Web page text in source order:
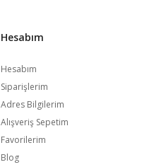
süsleyen son derece şık ve
Hesabım
Hesabım
Siparişlerim
Adres Bilgilerim
Alışveriş Sepetim
Favorilerim
Blog